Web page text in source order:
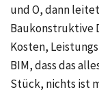
und O, dann
Baukonstruktive
Kosten,
BIM, dass das
Stück, nichts ist